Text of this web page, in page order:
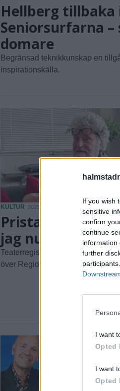
If you wish
sensitive
confirm
continue
information
further
I want
Opted
I want
Opted
Hellberg tillbaka
Seniorsurfarna –
domare
Begränsad teknikkunskap en
inspirationskälla.
KULTUR 2025-12-03 KL. 16:05
Pristagaren:
jag nu gjort för
Teaterregissören överraskad men
över Region Hallands kulturpris